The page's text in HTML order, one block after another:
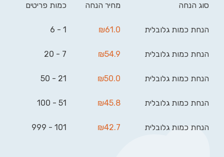
סוג הנחה מחיר הנחה כמות פריטים
הנחת כמות גלובלית ₪61.0
1 - 6
הנחת כמות גלובלית ₪54.9
7 - 20
הנחת כמות גלובלית ₪50.0
21 - 50
הנחת כמות גלובלית ₪45.8
51 - 100
הנחת כמות גלובלית ₪42.7
101 - 999